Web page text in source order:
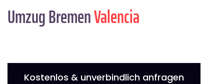
Umzug BremenValencia
Kostenlos & unverbindlich anfragen